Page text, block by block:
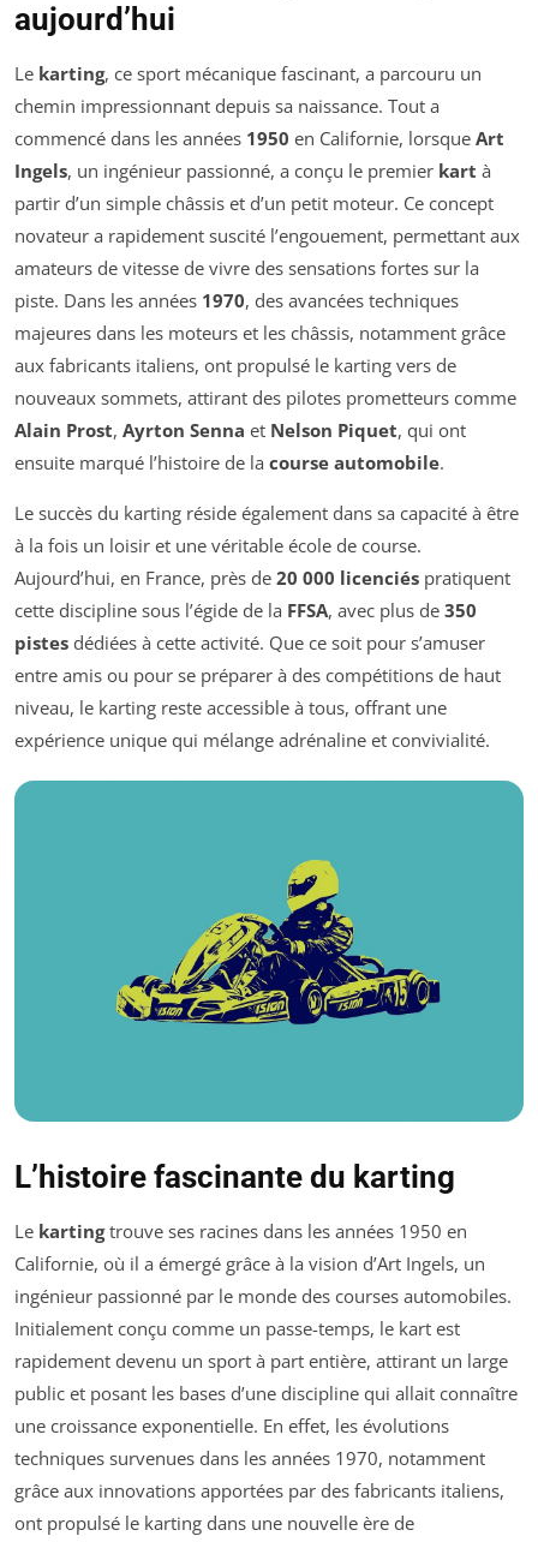
aujourd’hui
Le karting, ce sport mécanique fascinant, a parcouru un
chemin impressionnant depuis sa naissance. Tout a
commencé dans les années 1950 en Californie, lorsque Art
Ingels, un ingénieur passionné, a conçu le premier kart à
partir d’un simple châssis et d’un petit moteur. Ce concept
novateur a rapidement suscité l’engouement, permettant aux
amateurs de vitesse de vivre des sensations fortes sur la
piste. Dans les années 1970, des avancées techniques
majeures dans les moteurs et les châssis, notamment grâce
aux fabricants italiens, ont propulsé le karting vers de
nouveaux sommets, attirant des pilotes prometteurs comme
Alain Prost, Ayrton Senna et Nelson Piquet, qui ont
ensuite marqué l’histoire de la course automobile.
Le succès du karting réside également dans sa capacité à être
à la fois un loisir et une véritable école de course.
Aujourd’hui, en France, près de 20 000 licenciés pratiquent
cette discipline sous l’égide de la FFSA, avec plus de 350
pistes dédiées à cette activité. Que ce soit pour s’amuser
entre amis ou pour se préparer à des compétitions de haut
niveau, le karting reste accessible à tous, offrant une
expérience unique qui mélange adrénaline et convivialité.
L’histoire fascinante du karting
Le kartingtrouve ses racines dans les années 1950 en
Californie, où il a émergé grâce à la vision d’Art Ingels, un
ingénieur passionné par le monde des courses automobiles.
Initialement conçu comme un passe-temps, le kart est
rapidement devenu un sport à part entière, attirant un large
public et posant les bases d’une discipline qui allait connaître
une croissance exponentielle. En effet, les évolutions
techniques survenues dans les années 1970, notamment
grâce aux innovations apportées par des fabricants italiens,
ont propulsé le karting dans une nouvelle ère de